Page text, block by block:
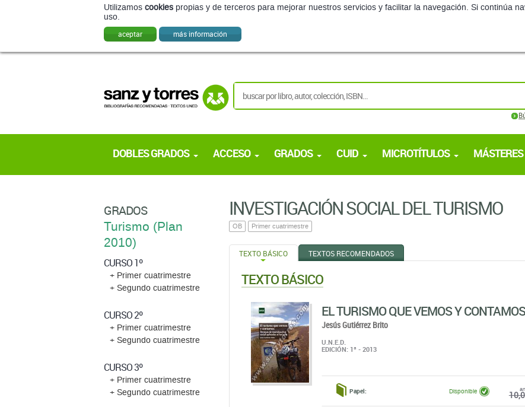
Utilizamos cookies propias y de terceros para mejorar nuestros servicios y facilitar la navegación. Si continúa
uso.
aceptar más información
DOBLES GRADOS ACCESO GRADOS CUID MICROTÍTULOS MÁSTERES
INVESTIGACIÓN SOCIAL DEL TURISMO
OB Primer cuatrimestre
TEXTO BÁSICO TEXTOS RECOMENDADOS
TEXTO BÁSICO
EL TURISMO QUE VEMOS Y CONTAMOS
Jesús Gutiérrez Brito
U.N.E.D.
EDICIÓN: 1ª - 2013
Papel: Disponible
GRADOS
Turismo (Plan
2010)
CURSO 1º
+ Primer cuatrimestre
+ Segundo cuatrimestre
CURSO 2º
+ Primer cuatrimestre
+ Segundo cuatrimestre
CURSO 3º
+ Primer cuatrimestre
+ Segundo cuatrimestre